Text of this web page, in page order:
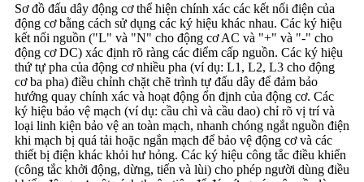
Sơ đồ đấu dây động cơ thể hiện chính xác các kết nối điện của
động cơ bằng cách sử dụng các ký hiệu khác nhau. Các ký hiệu
kết nối nguồn ("L" và "N" cho động cơ AC và "+" và "-" cho
động cơ DC) xác định rõ ràng các điểm cấp nguồn. Các ký hiệu
thứ tự pha của động cơ nhiều pha (ví dụ: L1, L2, L3 cho động
cơ ba pha) điều chỉnh chặt chẽ trình tự đấu dây để đảm bảo
hướng quay chính xác và hoạt động ổn định của động cơ. Các
ký hiệu bảo vệ mạch (ví dụ: cầu chì và cầu dao) chỉ rõ vị trí và
loại linh kiện bảo vệ an toàn mạch, nhanh chóng ngắt nguồn điện
khi mạch bị quá tải hoặc ngắn mạch để bảo vệ động cơ và các
thiết bị điện khác khỏi hư hỏng. Các ký hiệu công tắc điều khiển
(công tắc khởi động, dừng, tiến và lùi) cho phép người dùng điều